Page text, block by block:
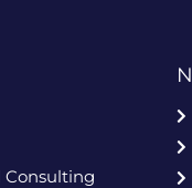
Consulting